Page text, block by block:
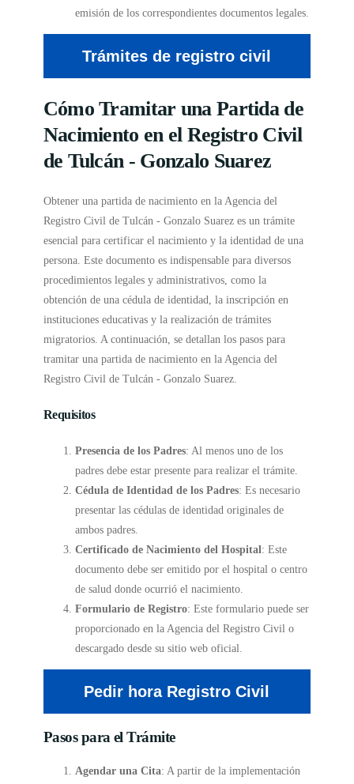
emisión de los correspondientes documentos legales.
Trámites de registro civil
Cómo Tramitar una Partida de
Nacimiento en el Registro Civil
de Tulcán - Gonzalo Suarez
Obtener una partida de nacimiento en la Agencia del
Registro Civil de Tulcán - Gonzalo Suarez es un trámite
esencial para certificar el nacimiento y la identidad de una
persona. Este documento es indispensable para diversos
procedimientos legales y administrativos, como la
obtención de una cédula de identidad, la inscripción en
instituciones educativas y la realización de trámites
migratorios. A continuación, se detallan los pasos para
tramitar una partida de nacimiento en la Agencia del
Registro Civil de Tulcán - Gonzalo Suarez.
Requisitos
Presencia de los Padres: Al menos uno de los
padres debe estar presente para realizar el trámite.
Cédula de Identidad de los Padres: Es necesario
presentar las cédulas de identidad originales de
ambos padres.
Certificado de Nacimiento del Hospital: Este
documento debe ser emitido por el hospital o centro
de salud donde ocurrió el nacimiento.
Formulario de Registro: Este formulario puede ser
proporcionado en la Agencia del Registro Civil o
descargado desde su sitio web oficial.
Pedir hora Registro Civil
Pasos para el Trámite
Agendar una Cita: A partir de la implementación